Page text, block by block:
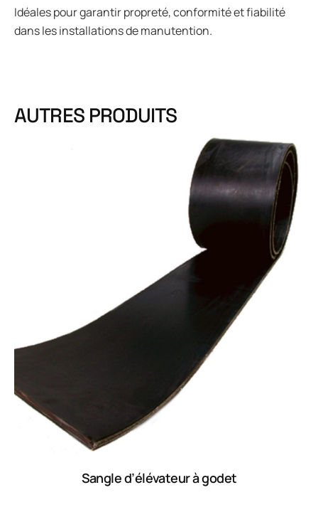
Idéales pour garantir propreté, conformité et fiabilité
dans les installations de manutention.
AUTRES PRODUITS
Sangle d’élévateur à godet